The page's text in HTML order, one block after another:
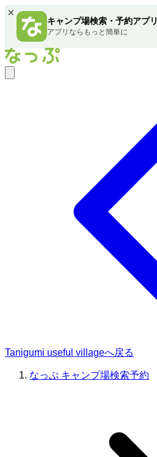
×
キャンプ場検索・予約アプリ
アプリならもっと簡単に
Tanigumi useful villageへ戻る
なっぷ キャンプ場検索予約